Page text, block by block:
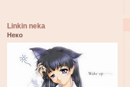
Linkin neka
Неко